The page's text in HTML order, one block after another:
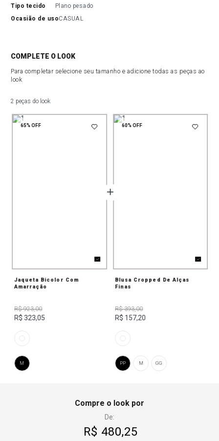
tipo tecido
Plano pesado
ocasião de usoCASUAL
COMPLETE O LOOK
Para completar selecione seu tamanho e adicione todas as peças ao
look
2 peças do look
65%OFF
Jaqueta Bicolor Com
Amarração
R$ 923,00
R$ 323,05
M
60%OFF
Blusa Cropped De Alças
Finas
R$ 393,00
R$ 157,20
GG
M
PP
Compre o look por
De:
R$ 480,25